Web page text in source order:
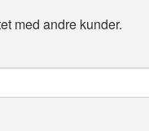
med andre kunder.